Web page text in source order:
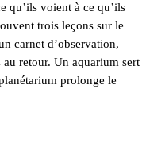
qu’ils voient à ce qu’ils
trois leçons sur le
carnet d’observation,
retour. Un aquarium sert
prolonge le